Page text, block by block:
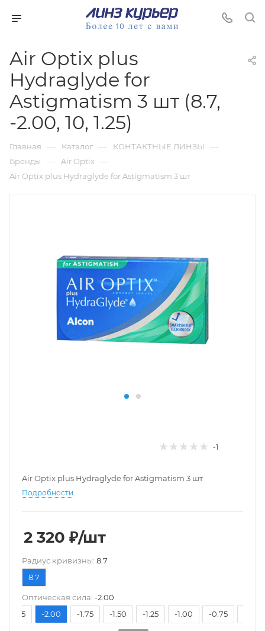
Air Optix plus
Hydraglyde for
Astigmatism 3 шт (8.7,
-2.00, 10, 1.25)
Главная — Каталог — КОНТАКТНЫЕ ЛИНЗЫ —
Бренды — Air Optix —
Air Optix plus Hydraglyde for Astigmatism 3 шт
-1
Air Optix plus Hydraglyde for Astigmatism 3 шт
Подробности
2 320 ₽/шт
Pадиус кривизны: 8.7
8.7
Оптическая сила: -2.00
-2.25
-2.00 -1.75 -1.50 -1.25 -1.00 -0.75